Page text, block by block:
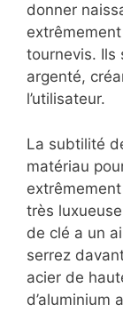
donner
tournevis. Ils
argenté,
l’utilisateur.
La subtilité
matériau
très
de clé a un
serrez
acier de
d’aluminium